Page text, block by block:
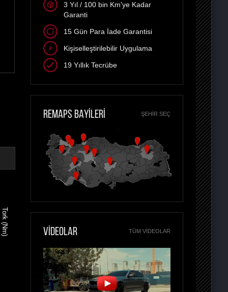
Tork (Nm)
3 Yıl / 100 bin Km'ye Kadar
Garanti
15 Gün Para İade Garantisi
Kişiselleştirilebilir Uygulama
19 Yıllık Tecrübe
REMAPS BAYİLERİ ŞEHIR SEÇ
VİDEOLAR TÜM VIDEOLAR